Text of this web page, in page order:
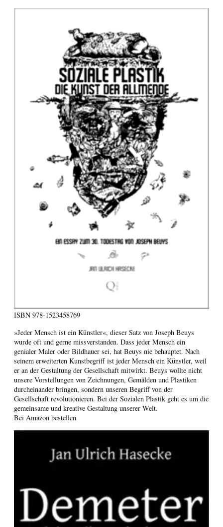
ISBN 978-1523458769
»Jeder Mensch ist ein Künstler«, dieser Satz von Joseph Beuys
wurde oft und gerne missverstanden. Dass jeder Mensch ein
genialer Maler oder Bildhauer sei, hat Beuys nie behauptet. Nach
seinem erweiterten Kunstbegriff ist jeder Mensch ein Künstler, weil
er an der Gestaltung der Gesellschaft mitwirkt. Beuys wollte nicht
unsere Vorstellungen von Zeichnungen, Gemälden und Plastiken
durcheinander bringen, sondern unseren Begriff von der
Gesellschaft revolutionieren. Bei der Sozialen Plastik geht es um die
gemeinsame und kreative Gestaltung unserer Welt.
Bei Amazon bestellen